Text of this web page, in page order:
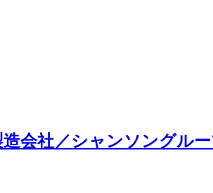
会社／シャンソングル